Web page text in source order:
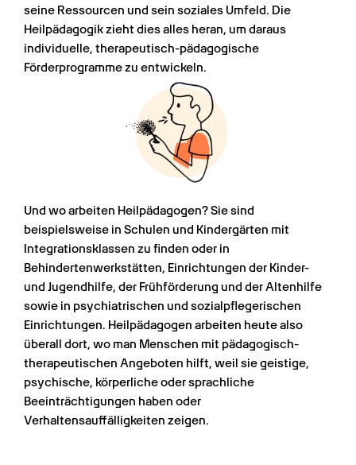
seine Ressourcen und sein soziales Umfeld. Die
Heilpädagogik zieht dies alles heran, um daraus
individuelle, therapeutisch-pädagogische
Förderprogramme zu entwickeln.
Und wo arbeiten Heilpädagogen? Sie sind
beispielsweise in Schulen und Kindergärten mit
Integrationsklassen zu finden oder in
Behindertenwerkstätten, Einrichtungen der Kinder-
und Jugendhilfe, der Frühförderung und der Altenhilfe
sowie in psychiatrischen und sozialpflegerischen
Einrichtungen. Heilpädagogen arbeiten heute also
überall dort, wo man Menschen mit pädagogisch-
therapeutischen Angeboten hilft, weil sie geistige,
psychische, körperliche oder sprachliche
Beeinträchtigungen haben oder
Verhaltensauffälligkeiten zeigen.